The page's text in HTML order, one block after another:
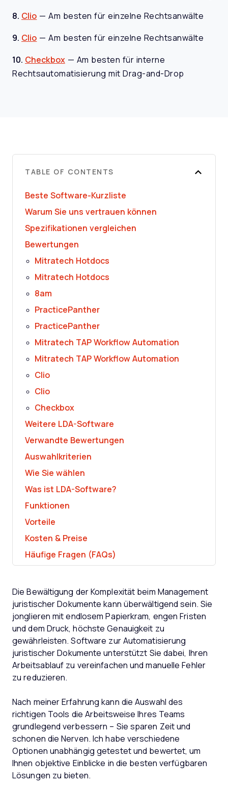
8. Clio —Am besten für einzelne Rechtsanwälte
9. Clio —Am besten für einzelne Rechtsanwälte
10. Checkbox — Am besten für interne
Rechtsautomatisierung mit Drag-and-Drop
TABLE OF CONTENTS
Beste Software-Kurzliste
Warum Sie uns vertrauen können
Spezifikationen vergleichen
Bewertungen
Mitratech Hotdocs
Mitratech Hotdocs
8am
PracticePanther
PracticePanther
Mitratech TAP Workflow Automation
Mitratech TAP Workflow Automation
Clio
Clio
Checkbox
Weitere LDA-Software
Verwandte Bewertungen
Auswahlkriterien
Wie Sie wählen
Was ist LDA-Software?
Funktionen
Vorteile
Kosten & Preise
Häufige Fragen (FAQs)
Die Bewältigung der Komplexität beim Management
juristischer Dokumente kann überwältigend sein. Sie
jonglieren mit endlosem Papierkram, engen Fristen
und dem Druck, höchste Genauigkeit zu
gewährleisten. Software zur Automatisierung
juristischer Dokumente unterstützt Sie dabei, Ihren
Arbeitsablauf zu vereinfachen und manuelle Fehler
zu reduzieren.
Nach meiner Erfahrung kann die Auswahl des
richtigen Tools die Arbeitsweise Ihres Teams
grundlegend verbessern – Sie sparen Zeit und
schonen die Nerven. Ich habe verschiedene
Optionen unabhängig getestet und bewertet, um
Ihnen objektive Einblicke in die besten verfügbaren
Lösungen zu bieten.